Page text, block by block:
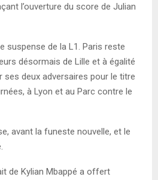
l’ouverture du score de Julian
suspense de la L1. Paris reste
désormais de Lille et à égalité
ses deux adversaires pour le titre
à Lyon et au Parc contre le
avant la funeste nouvelle, et le
de Kylian Mbappé a offert